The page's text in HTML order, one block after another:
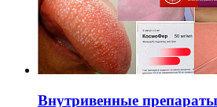
Внутривенные